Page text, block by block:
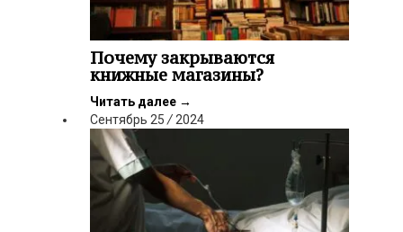
Почему закрываются
книжные магазины?
Читать далее →
Сентябрь 25 / 2024